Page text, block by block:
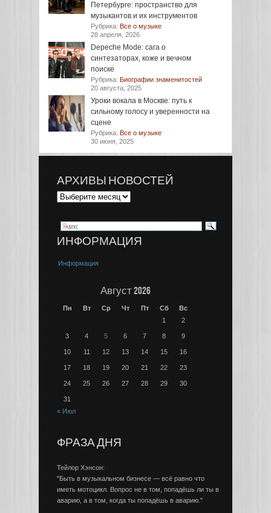
Петербурге: пространство для
музыкантов и их инструментов
Рубрика: Все о музыке
28 апреля, 2026
Depeche Mode: сага о
синтезаторах, коже и вечном
поиске
Рубрика: Биографии знаменитостей
20 августа, 2025
Уроки вокала в Москве: путь к
сильному голосу и уверенности на
сцене
Рубрика: Все о музыке
30 июня, 2025
АРХИВЫ НОВОСТЕЙ
ИНФОРМАЦИЯ
Информация
Август 2026
Пн Вт Ср Чт Пт Сб
Вс
1
2
3 4 5 6 7 8 9
10 11 12 13 14 15 16
17 18 19 20 21 22 23
24 25 26 27 28 29 30
31
« Июл
ФРАЗА ДНЯ
Тейлор Хэнсон:
"Быть в музыкальном бизнесе — всё равно что
иметь мотоцикл. Вопрос не в том, попадёшь ли ты в
аварию, а в том, когда ты попадёшь в аварию."